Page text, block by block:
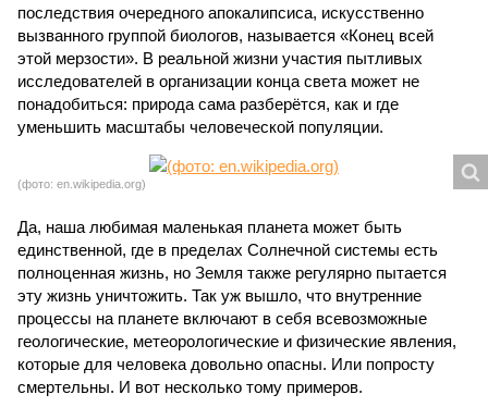
последствия очередного апокалипсиса, искусственно
вызванного группой биологов, называется «Конец всей
этой мерзости». В реальной жизни участия пытливых
исследователей в организации конца света может не
понадобиться: природа сама разберётся, как и где
уменьшить масштабы человеческой популяции.
(фото: en.wikipedia.org)
Да, наша любимая маленькая планета может быть
единственной, где в пределах Солнечной системы есть
полноценная жизнь, но Земля также регулярно пытается
эту жизнь уничтожить. Так уж вышло, что внутренние
процессы на планете включают в себя всевозможные
геологические, метеорологические и физические явления,
которые для человека довольно опасны. Или попросту
смертельны. И вот несколько тому примеров.